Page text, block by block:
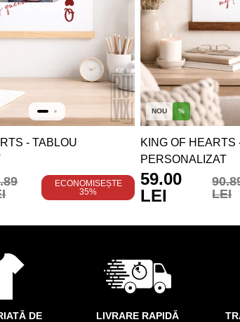
- TABLOU
ECONOMISEȘTE
35%
NOU %
KING OF HEARTS
PERSONALIZAT
59.00
LEI
LEI
DE
LIVRARE RAPIDĂ